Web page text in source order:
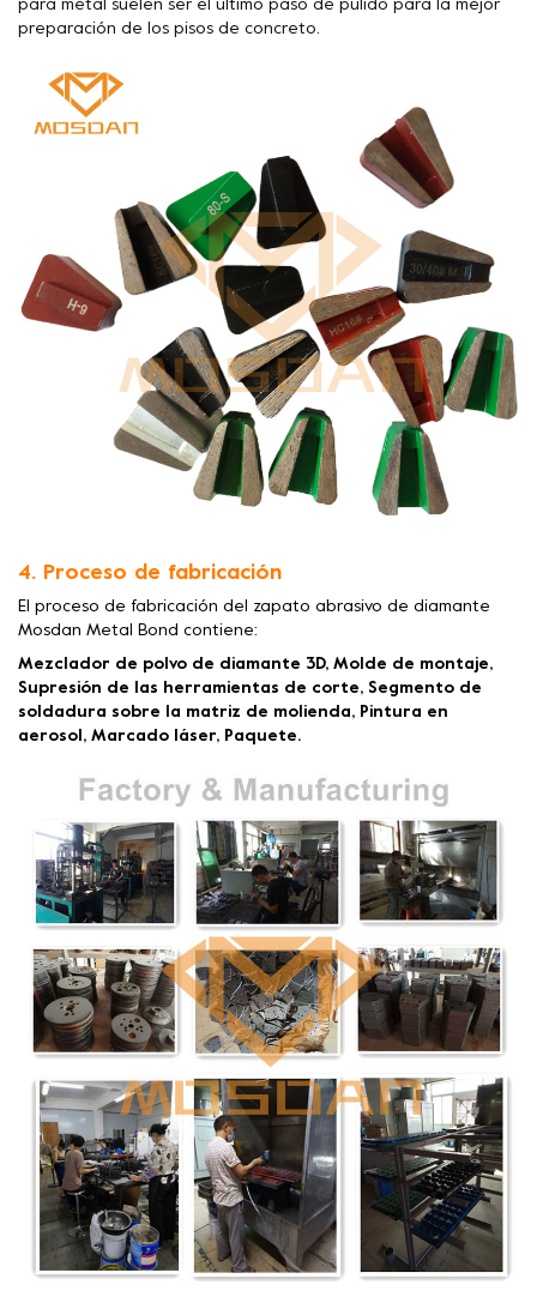
para metal suelen ser el último paso de pulido para la mejor
preparación de los pisos de concreto.
4. Proceso de fabricación
El proceso de fabricación del zapato abrasivo de diamante
Mosdan Metal Bond contiene:
Mezclador de polvo de diamante 3D, Molde de montaje,
Supresión de las herramientas de corte, Segmento de
soldadura sobre la matriz de molienda, Pintura en
aerosol, Marcado láser, Paquete.